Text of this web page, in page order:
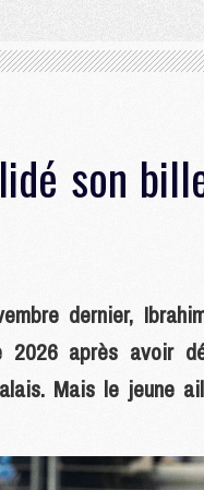
son
dernier,
2026 après avoir
Mais le jeune